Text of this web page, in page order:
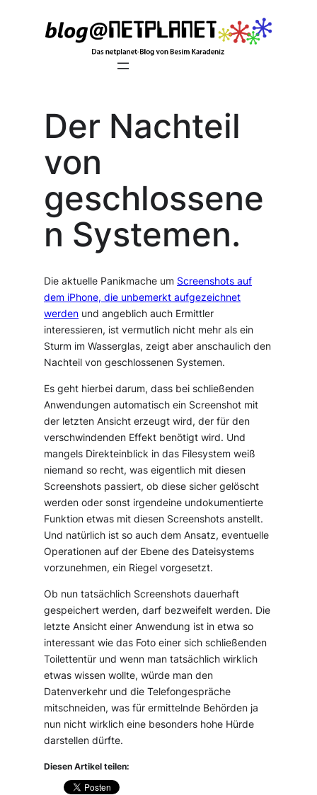
Der Nachteil
von
geschlossene
n Systemen.
Die aktuelle Panikmache um Screenshots auf
dem iPhone, die unbemerkt aufgezeichnet
werden und angeblich auch Ermittler
interessieren, ist vermutlich nicht mehr als ein
Sturm im Wasserglas, zeigt aber anschaulich den
Nachteil von geschlossenen Systemen.
Es geht hierbei darum, dass bei schließenden
Anwendungen automatisch ein Screenshot mit
der letzten Ansicht erzeugt wird, der für den
verschwindenden Effekt benötigt wird. Und
mangels Direkteinblick in das Filesystem weiß
niemand so recht, was eigentlich mit diesen
Screenshots passiert, ob diese sicher gelöscht
werden oder sonst irgendeine undokumentierte
Funktion etwas mit diesen Screenshots anstellt.
Und natürlich ist so auch dem Ansatz, eventuelle
Operationen auf der Ebene des Dateisystems
vorzunehmen, ein Riegel vorgesetzt.
Ob nun tatsächlich Screenshots dauerhaft
gespeichert werden, darf bezweifelt werden. Die
letzte Ansicht einer Anwendung ist in etwa so
interessant wie das Foto einer sich schließenden
Toilettentür und wenn man tatsächlich wirklich
etwas wissen wollte, würde man den
Datenverkehr und die Telefongespräche
mitschneiden, was für ermittelnde Behörden ja
nun nicht wirklich eine besonders hohe Hürde
darstellen dürfte.
Diesen Artikel teilen: